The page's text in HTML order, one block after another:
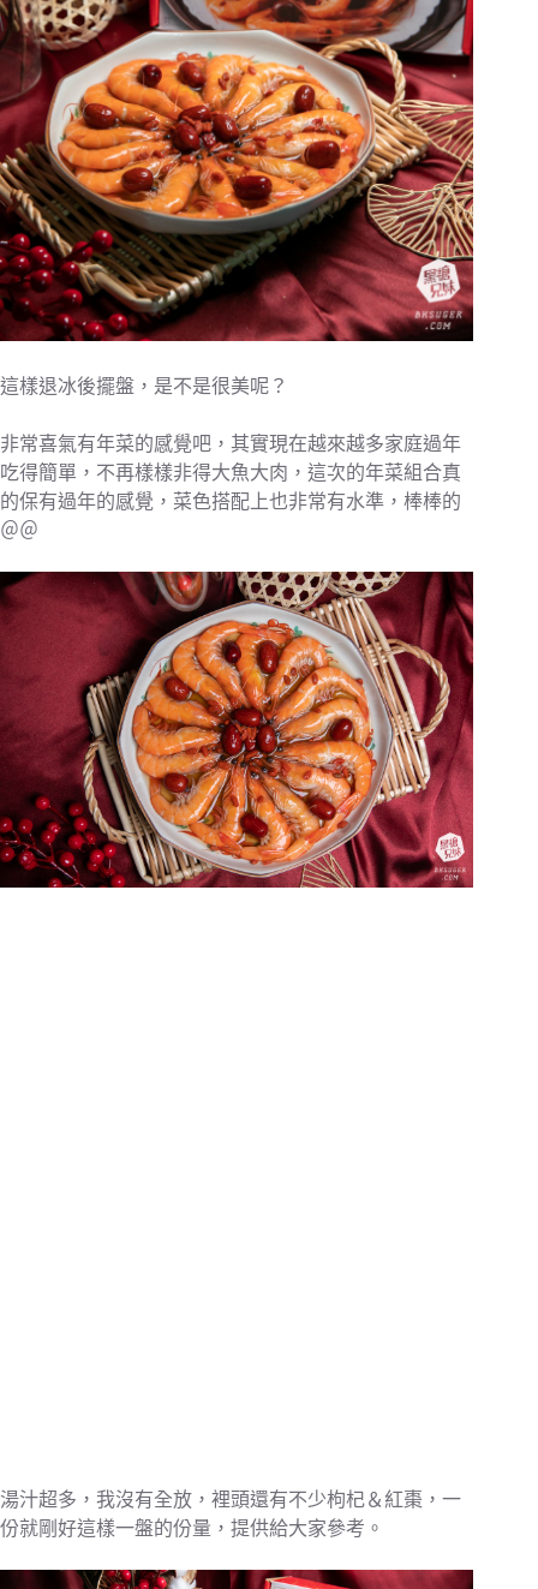
這樣退冰後擺盤，是不是很美呢？
非常喜氣有年菜的感覺吧，其實現在越來越多家庭過年
吃得簡單，不再樣樣非得大魚大肉，這次的年菜組合真
的保有過年的感覺，菜色搭配上也非常有水準，棒棒的
＠＠
湯汁超多，我沒有全放，裡頭還有不少枸杞＆紅棗，一
份就剛好這樣一盤的份量，提供給大家參考。